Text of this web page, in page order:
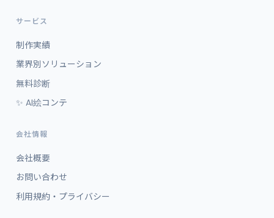
サービス
制作実績
業界別ソリューション
無料診断
✨ AI絵コンテ
会社情報
会社概要
お問い合わせ
利用規約・プライバシー